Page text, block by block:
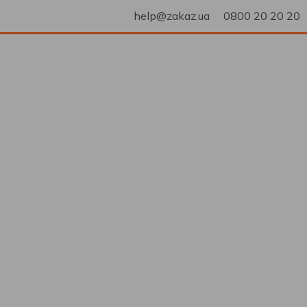
help@zakaz.ua 0800 20 20 20